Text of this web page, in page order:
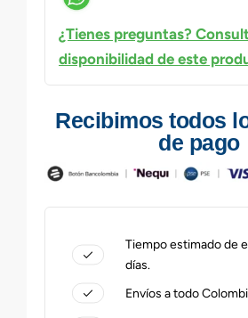
¿Tienes preguntas?
disponibilidad de este
Recibimos todos
de pago
Tiempo estimado de
días.
Envíos a todo